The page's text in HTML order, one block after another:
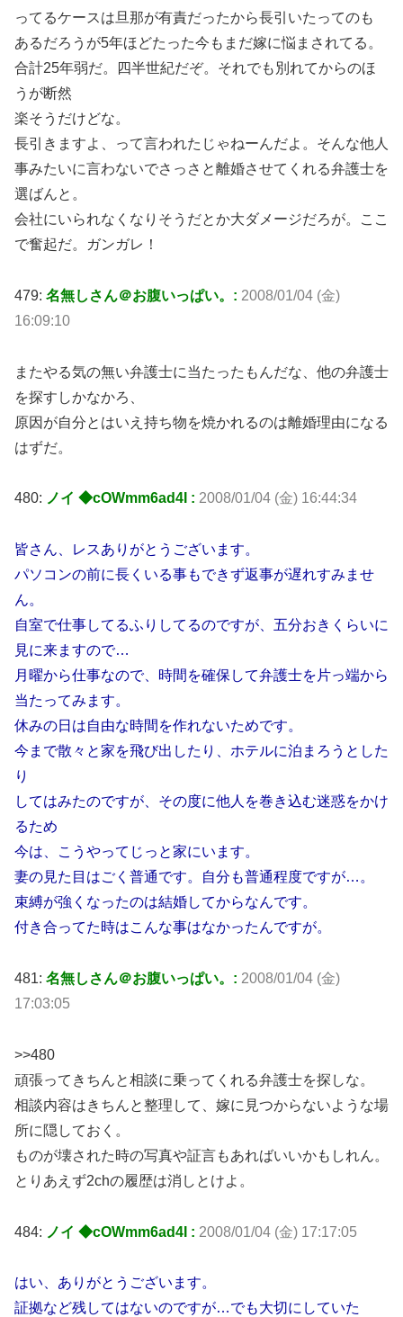
ってるケースは旦那が有責だったから長引いたってのも
あるだろうが5年ほどたった今もまだ嫁に悩まされてる。
合計25年弱だ。四半世紀だぞ。それでも別れてからのほ
うが断然
楽そうだけどな。
長引きますよ、って言われたじゃねーんだよ。そんな他人
事みたいに言わないでさっさと離婚させてくれる弁護士を
選ばんと。
会社にいられなくなりそうだとか大ダメージだろが。ここ
で奮起だ。ガンガレ！
479: 名無しさん＠お腹いっぱい。: 2008/01/04 (金)
16:09:10
またやる気の無い弁護士に当たったもんだな、他の弁護士
を探すしかなかろ、
原因が自分とはいえ持ち物を焼かれるのは離婚理由になる
はずだ。
480: ノイ ◆cOWmm6ad4I : 2008/01/04 (金) 16:44:34
皆さん、レスありがとうございます。
パソコンの前に長くいる事もできず返事が遅れすみませ
ん。
自室で仕事してるふりしてるのですが、五分おきくらいに
見に来ますので…
月曜から仕事なので、時間を確保して弁護士を片っ端から
当たってみます。
休みの日は自由な時間を作れないためです。
今まで散々と家を飛び出したり、ホテルに泊まろうとした
り
してはみたのですが、その度に他人を巻き込む迷惑をかけ
るため
今は、こうやってじっと家にいます。
妻の見た目はごく普通です。自分も普通程度ですが…。
束縛が強くなったのは結婚してからなんです。
付き合ってた時はこんな事はなかったんですが。
481: 名無しさん＠お腹いっぱい。: 2008/01/04 (金)
17:03:05
>>480
頑張ってきちんと相談に乗ってくれる弁護士を探しな。
相談内容はきちんと整理して、嫁に見つからないような場
所に隠しておく。
ものが壊された時の写真や証言もあればいいかもしれん。
とりあえず2chの履歴は消しとけよ。
484: ノイ ◆cOWmm6ad4I : 2008/01/04 (金) 17:17:05
はい、ありがとうございます。
証拠など残してはないのですが…でも大切にしていた